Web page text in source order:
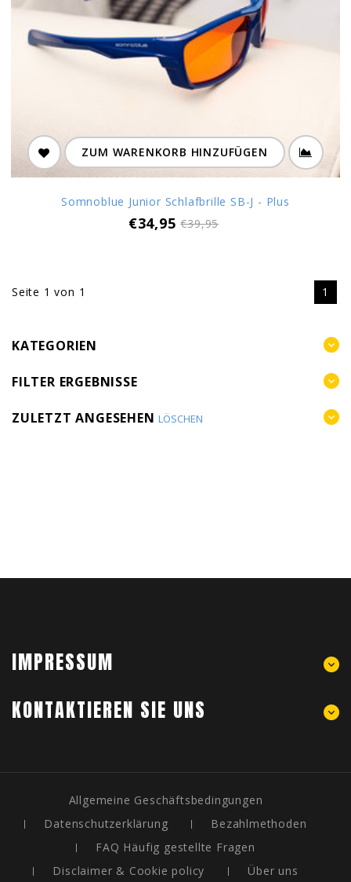
ZUM WARENKORB HINZUFÜGEN
Somnoblue Junior Schlafbrille SB-J - Plus
€34,95€39,95
Seite 1 von 1 1
KATEGORIEN
FILTER ERGEBNISSE
ZULETZT ANGESEHENLÖSCHEN
IMPRESSUM
KONTAKTIEREN SIE UNS
Allgemeine Geschäftsbedingungen
Datenschutzerklärung
Bezahlmethoden
FAQ Häufig gestellte Fragen
Disclaimer & Cookie policy
Über uns